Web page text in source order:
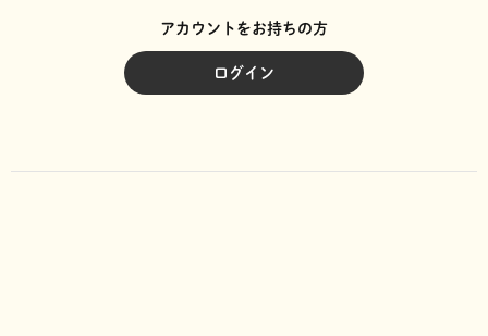
アカウントをお持ちの方
ログイン